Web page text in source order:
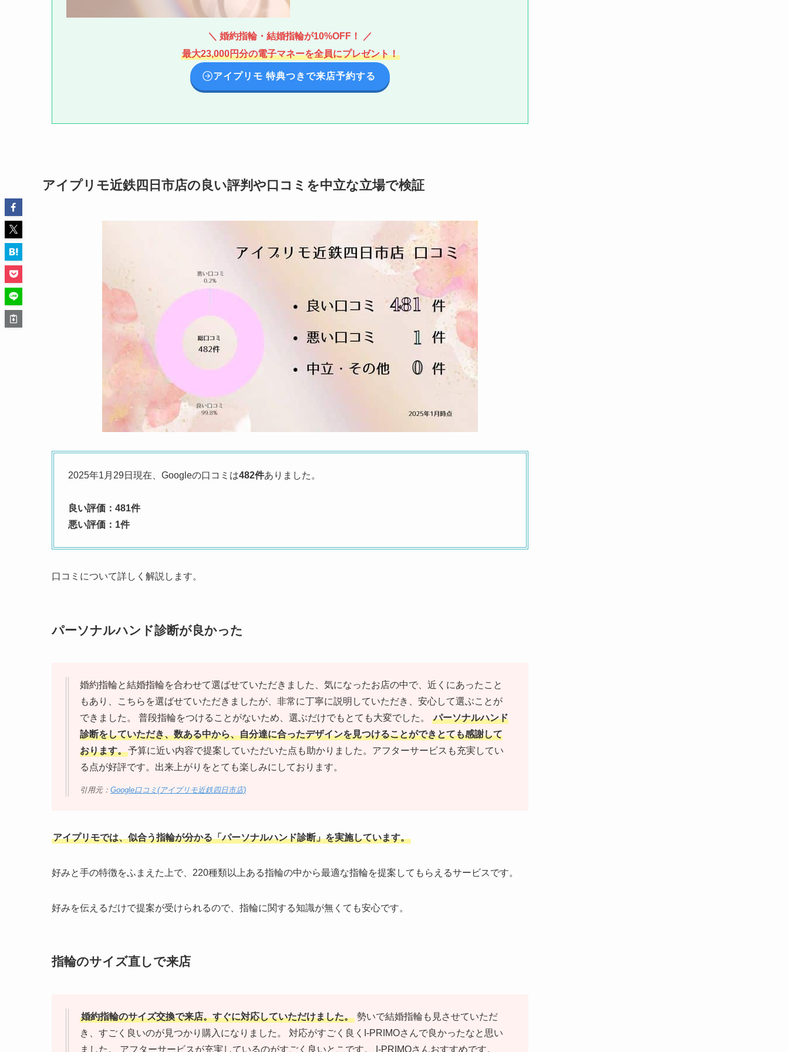
＼ 婚約指輪・結婚指輪が10%OFF！ ／
最大23,000円分の電子マネーを全員にプレゼント！
アイプリモ 特典つきで来店予約する
アイプリモ近鉄四日市店の良い評判や口コミを中立な立場で検証
2025年1月29日現在、Googleの口コミは482件ありました。
良い評価：481件
悪い評価：1件
口コミについて詳しく解説します。
パーソナルハンド診断が良かった
婚約指輪と結婚指輪を合わせて選ばせていただきました、気になったお店の中で、近くにあったこと
もあり、こちらを選ばせていただきましたが、非常に丁寧に説明していただき、安心して選ぶことが
できました。 普段指輪をつけることがないため、選ぶだけでもとても大変でした。
パーソナルハンド
診断をしていただき、数ある中から、自分達に合ったデザインを見つけることができとても感謝して
おります。予算に近い内容で提案していただいた点も助かりました。アフターサービスも充実してい
る点が好評です。出来上がりをとても楽しみにしております。
引用元： Google口コミ(アイプリモ近鉄四日市店)
アイプリモでは、似合う指輪が分かる「パーソナルハンド診断」を実施しています。
好みと手の特徴をふまえた上で、220種類以上ある指輪の中から最適な指輪を提案してもらえるサービスです。
好みを伝えるだけで提案が受けられるので、指輪に関する知識が無くても安心です。
指輪のサイズ直しで来店
婚約指輪のサイズ交換で来店。すぐに対応していただけました。 勢いで結婚指輪も見させていただ
き、すごく良いのが見つかり購入になりました。 対応がすごく良くI-PRIMOさんで良かったなと思い
ました。 アフターサービスが充実しているのがすごく良いとこです。 I-PRIMOさんおすすめです。